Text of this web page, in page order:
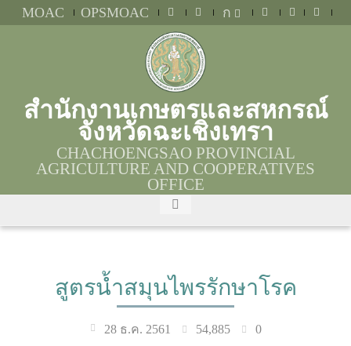
MOAC OPSMOAC ก
สำนักงานเกษตรและสหกรณ์
จังหวัดฉะเชิงเทรา
CHACHOENGSAO PROVINCIAL
AGRICULTURE AND COOPERATIVES
OFFICE
สูตรน้ำสมุนไพรรักษาโรค
28 ธ.ค. 2561 54,885 0